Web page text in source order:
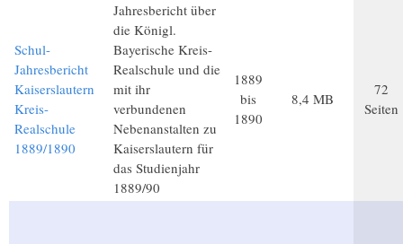
Schul-
Jahresbericht
Kaiserslautern
Kreis-
Realschule
1889/1890
Jahresbericht über
die Königl.
Bayerische Kreis-
Realschule und die
mit ihr
verbundenen
Nebenanstalten zu
Kaiserslautern für
das Studienjahr
1889/90
1889
bis
1890
8,4 MB
72
Seiten